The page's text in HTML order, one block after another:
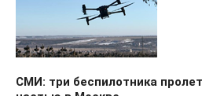
СМИ: три беспилотника